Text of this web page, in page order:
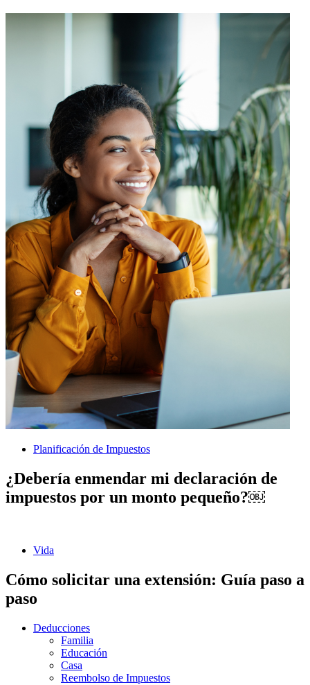
Planificación de Impuestos
¿Debería enmendar mi declaración de
impuestos por un monto pequeño?￼
Vida
Cómo solicitar una extensión: Guía paso a
paso
Deducciones
Familia
Educación
Casa
Reembolso de Impuestos